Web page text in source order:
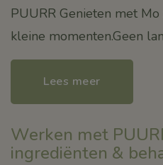
PUURR Genieten met
kleine momenten.Geen
Lees meer
Werken met
ingrediënten &